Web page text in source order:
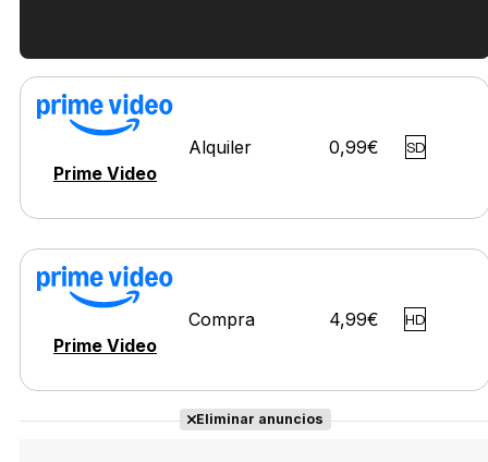
Tráiler en español de 'La isla olvidada'
Prime Video
Alquiler 0,99€ SD
Prime Video
Compra 4,99€ HD
Eliminar anuncios